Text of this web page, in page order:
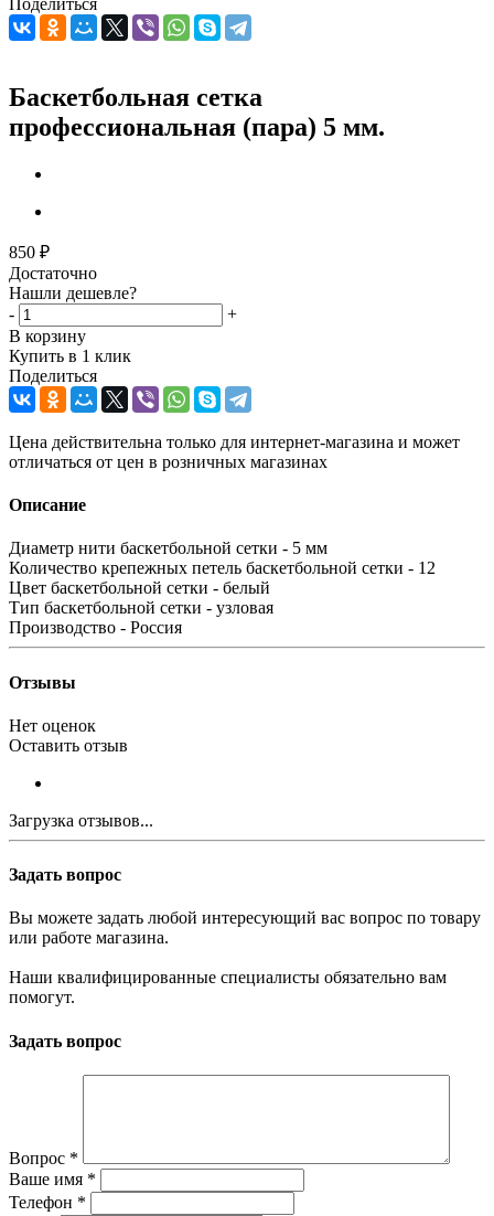
Поделиться
Баскетбольная сетка
профессиональная (пара) 5 мм.
850 ₽
Достаточно
Нашли дешевле?
-
+
В корзину
Купить в 1 клик
Поделиться
Цена действительна только для интернет-магазина и может
отличаться от цен в розничных магазинах
Описание
Диаметр нити баскетбольной сетки - 5 мм
Количество крепежных петель баскетбольной сетки - 12
Цвет баскетбольной сетки - белый
Тип баскетбольной сетки - узловая
Производство - Россия
Отзывы
Нет оценок
Оставить отзыв
Загрузка отзывов...
Задать вопрос
Вы можете задать любой интересующий вас вопрос по товару
или работе магазина.
Наши квалифицированные специалисты обязательно вам
помогут.
Задать вопрос
Вопрос *
Ваше имя *
Телефон *